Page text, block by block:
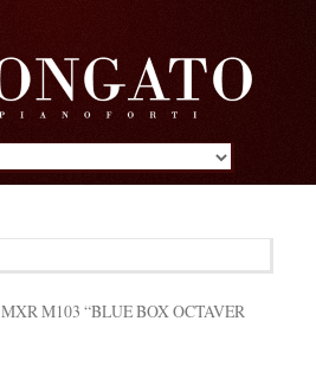
M103 “BLUE BOX OCTAVER